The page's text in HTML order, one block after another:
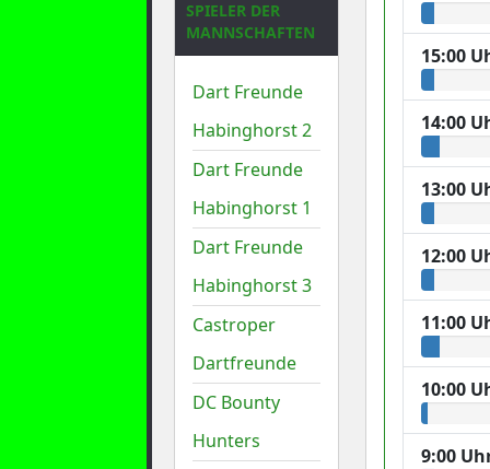
SPIELER DER
MANNSCHAFTEN
Dart Freunde
Habinghorst 2
Dart Freunde
Habinghorst 1
Dart Freunde
Habinghorst 3
Castroper
Dartfreunde
DC Bounty
Hunters
15:00
14:00
13:00
12:00
11:00
10:00
9:00